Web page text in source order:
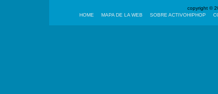
copyright ©
HOME
MAPA DE LA WEB SOBRE ACTIVOHIPHOP